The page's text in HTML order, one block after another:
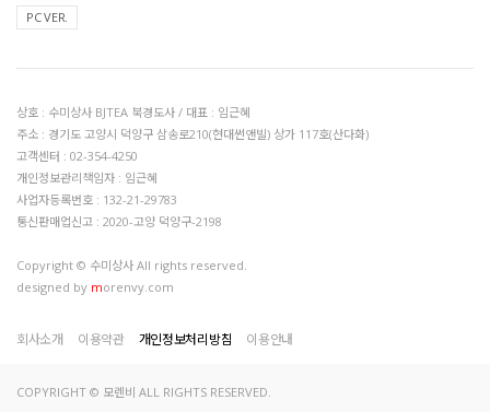
PC VER.
상호 : 수미상사 BJTEA 북경도사 / 대표 : 임근혜
주소 : 경기도 고양시 덕양구 삼송로210(현대썬앤빌) 상가 117호(산다화)
고객센터 : 02-354-4250
개인정보관리책임자 : 임근혜
사업자등록번호 : 132-21-29783
통신판매업신고 : 2020-고양 덕양구-2198
Copyright © 수미상사 All rights reserved.
designed by morenvy.com
회사소개 이용약관 개인정보처리방침 이용안내
COPYRIGHT © 모렌비 ALL RIGHTS RESERVED.